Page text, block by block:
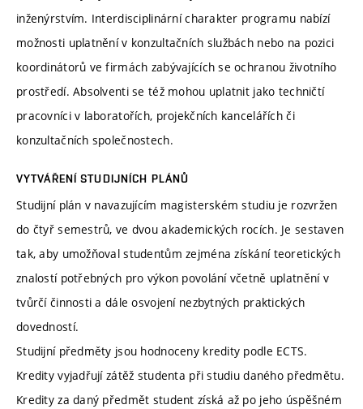
inženýrstvím. Interdisciplinární charakter programu nabízí
možnosti uplatnění v konzultačních službách nebo na pozici
koordinátorů ve firmách zabývajících se ochranou životního
prostředí. Absolventi se též mohou uplatnit jako techničtí
pracovníci v laboratořích, projekčních kancelářích či
konzultačních společnostech.
VYTVÁŘENÍ STUDIJNÍCH PLÁNŮ
Studijní plán v navazujícím magisterském studiu je rozvržen
do čtyř semestrů, ve dvou akademických rocích. Je sestaven
tak, aby umožňoval studentům zejména získání teoretických
znalostí potřebných pro výkon povolání včetně uplatnění v
tvůrčí činnosti a dále osvojení nezbytných praktických
dovedností.
Studijní předměty jsou hodnoceny kredity podle ECTS.
Kredity vyjadřují zátěž studenta při studiu daného předmětu.
Kredity za daný předmět student získá až po jeho úspěšném